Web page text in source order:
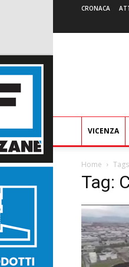
CRONACA
VICENZA
Home Tags
Tag: